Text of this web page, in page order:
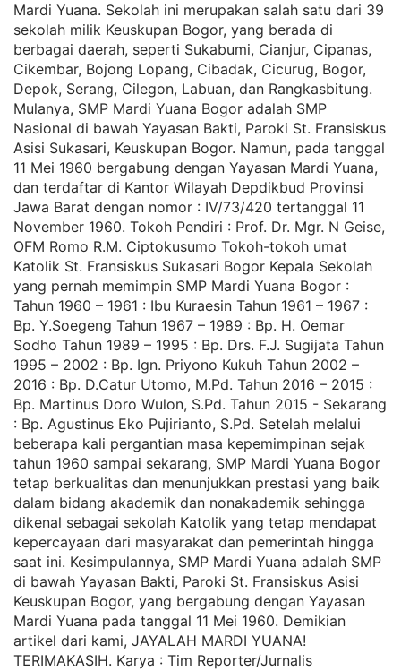
Mardi Yuana. Sekolah ini merupakan salah satu dari 39
sekolah milik Keuskupan Bogor, yang berada di
berbagai daerah, seperti Sukabumi, Cianjur, Cipanas,
Cikembar, Bojong Lopang, Cibadak, Cicurug, Bogor,
Depok, Serang, Cilegon, Labuan, dan Rangkasbitung.
Mulanya, SMP Mardi Yuana Bogor adalah SMP
Nasional di bawah Yayasan Bakti, Paroki St. Fransiskus
Asisi Sukasari, Keuskupan Bogor. Namun, pada tanggal
11 Mei 1960 bergabung dengan Yayasan Mardi Yuana,
dan terdaftar di Kantor Wilayah Depdikbud Provinsi
Jawa Barat dengan nomor : IV/73/420 tertanggal 11
November 1960. Tokoh Pendiri : Prof. Dr. Mgr. N Geise,
OFM Romo R.M. Ciptokusumo Tokoh-tokoh umat
Katolik St. Fransiskus Sukasari Bogor Kepala Sekolah
yang pernah memimpin SMP Mardi Yuana Bogor :
Tahun 1960 – 1961 : Ibu Kuraesin Tahun 1961 – 1967 :
Bp. Y.Soegeng Tahun 1967 – 1989 : Bp. H. Oemar
Sodho Tahun 1989 – 1995 : Bp. Drs. F.J. Sugijata Tahun
1995 – 2002 : Bp. Ign. Priyono Kukuh Tahun 2002 –
2016 : Bp. D.Catur Utomo, M.Pd. Tahun 2016 – 2015 :
Bp. Martinus Doro Wulon, S.Pd. Tahun 2015 - Sekarang
: Bp. Agustinus Eko Pujirianto, S.Pd. Setelah melalui
beberapa kali pergantian masa kepemimpinan sejak
tahun 1960 sampai sekarang, SMP Mardi Yuana Bogor
tetap berkualitas dan menunjukkan prestasi yang baik
dalam bidang akademik dan nonakademik sehingga
dikenal sebagai sekolah Katolik yang tetap mendapat
kepercayaan dari masyarakat dan pemerintah hingga
saat ini. Kesimpulannya, SMP Mardi Yuana adalah SMP
di bawah Yayasan Bakti, Paroki St. Fransiskus Asisi
Keuskupan Bogor, yang bergabung dengan Yayasan
Mardi Yuana pada tanggal 11 Mei 1960. Demikian
artikel dari kami, JAYALAH MARDI YUANA!
TERIMAKASIH. Karya : Tim Reporter/Jurnalis